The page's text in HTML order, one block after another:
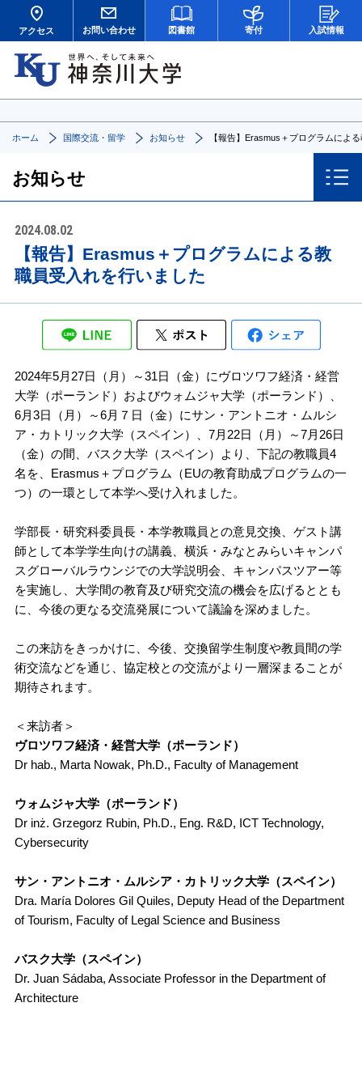
アクセス お問い合わせ 図書館 寄付 入試情報
ホーム 国際交流・留学 お知らせ 【報告】Erasmus＋プログラムによ
お知らせ
2024.08.02
【報告】Erasmus＋プログラムによる教
職員受入れを行いました
2024年5月27日（月）～31日（金）にヴロツワフ経済・経営
大学（ポーランド）およびウォムジャ大学（ポーランド）、
6月3日（月）～6月７日（金）にサン・アントニオ・ムルシ
ア・カトリック大学（スペイン）、7月22日（月）～7月26日
（金）の間、バスク大学（スペイン）より、下記の教職員4
名を、Erasmus＋プログラム（EUの教育助成プログラムの一
つ）の一環として本学へ受け入れました。
学部長・研究科委員長・本学教職員との意見交換、ゲスト講
師として本学学生向けの講義、横浜・みなとみらいキャンパ
スグローバルラウンジでの大学説明会、キャンパスツアー等
を実施し、大学間の教育及び研究交流の機会を広げるととも
に、今後の更なる交流発展について議論を深めました。
この来訪をきっかけに、今後、交換留学生制度や教員間の学
術交流などを通じ、協定校との交流がより一層深まることが
期待されます。
＜来訪者＞
ヴロツワフ経済・経営大学（ポーランド）
Dr hab., Marta Nowak, Ph.D., Faculty of Management
ウォムジャ大学（ポーランド）
Dr inż. Grzegorz Rubin, Ph.D., Eng. R&D, ICT Technology,
Cybersecurity
サン・アントニオ・ムルシア・カトリック大学（スペイン）
Dra. María Dolores Gil Quiles, Deputy Head of the Department
of Tourism, Faculty of Legal Science and Business
バスク大学（スペイン）
Dr. Juan Sádaba, Associate Professor in the Department of
Architecture